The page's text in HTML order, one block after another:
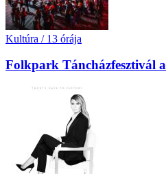
Kultúra / 13 órája
Folkpark Táncházfesztivál